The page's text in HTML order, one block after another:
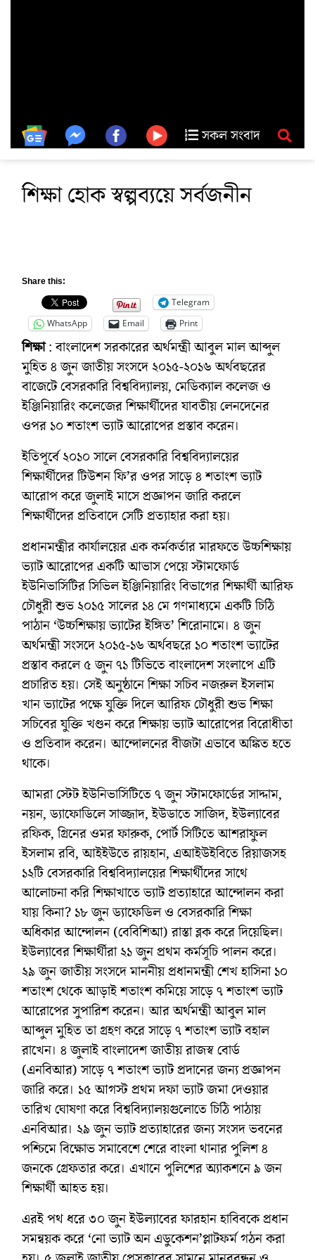
সকল সংবাদ
শিক্ষা হোক স্বল্পব্যয়ে সর্বজনীন
Share this:
Telegram
WhatsApp
Email Print
শিক্ষা: বাংলাদেশ সরকারের অর্থমন্ত্রী আবুল মাল আব্দুল
মুহিত ৪ জুন জাতীয় সংসদে ২০১৫-২০১৬ অর্থবছরের
বাজেটে বেসরকারি বিশ্ববিদ্যালয়, মেডিক্যাল কলেজ ও
ইঞ্জিনিয়ারিং কলেজের শিক্ষার্থীদের যাবতীয় লেনদেনের
ওপর ১০ শতাংশ ভ্যাট আরোপের প্রস্তাব করেন।
ইতিপূর্বে ২০১০ সালে বেসরকারি বিশ্ববিদ্যালয়ের
শিক্ষার্থীদের টিউশন ফি’র ওপর সাড়ে ৪ শতাংশ ভ্যাট
আরোপ করে জুলাই মাসে প্রজ্ঞাপন জারি করলে
শিক্ষার্থীদের প্রতিবাদে সেটি প্রত্যাহার করা হয়।
প্রধানমন্ত্রীর কার্যালয়ের এক কর্মকর্তার মারফতে উচ্চশিক্ষায়
ভ্যাট আরোপের একটি আভাস পেয়ে স্টামফোর্ড
ইউনিভার্সিটির সিভিল ইঞ্জিনিয়ারিং বিভাগের শিক্ষার্থী আরিফ
চৌধুরী শুভ ২০১৫ সালের ১৪ মে গণমাধ্যমে একটি চিঠি
পাঠান ‘উচ্চশিক্ষায় ভ্যাটের ইঙ্গিত’ শিরোনামে। ৪ জুন
অর্থমন্ত্রী সংসদে ২০১৫-১৬ অর্থবছরে ১০ শতাংশ ভ্যাটের
প্রস্তাব করলে ৫ জুন ৭১ টিভিতে বাংলাদেশ সংলাপে এটি
প্রচারিত হয়। সেই অনুষ্ঠানে শিক্ষা সচিব নজরুল ইসলাম
খান ভ্যাটের পক্ষে যুক্তি দিলে আরিফ চৌধুরী শুভ শিক্ষা
সচিবের যুক্তি খণ্ডন করে শিক্ষায় ভ্যাট আরোপের বিরোধীতা
ও প্রতিবাদ করেন। আন্দোলনের বীজটা এভাবে অঙ্কিত হতে
থাকে।
আমরা স্টেট ইউনিভার্সিটিতে ৭ জুন স্টামফোর্ডের সাদ্দাম,
নয়ন, ড্যাফোডিলে সাজ্জাদ, ইউডাতে সাজিদ, ইউল্যাবের
রফিক, গ্রিনের ওমর ফারুক, পোর্ট সিটিতে আশরাফুল
ইসলাম রবি, আইইউতে রায়হান, এআইউইবিতে রিয়াজসহ
১২টি বেসরকারি বিশ্ববিদ্যালয়ের শিক্ষার্থীদের সাথে
আলোচনা করি শিক্ষাখাতে ভ্যাট প্রত্যাহারে আন্দোলন করা
যায় কিনা? ১৮ জুন ড্যাফেডিল ও বেসরকারি শিক্ষা
অধিকার আন্দোলন (বেবিশিআ) রাস্তা ব্লক করে দিয়েছিল।
ইউল্যাবের শিক্ষার্থীরা ২১ জুন প্রথম কর্মসূচি পালন করে।
২৯ জুন জাতীয় সংসদে মাননীয় প্রধানমন্ত্রী শেখ হাসিনা ১০
শতাংশ থেকে আড়াই শতাংশ কমিয়ে সাড়ে ৭ শতাংশ ভ্যাট
আরোপের সুপারিশ করেন। আর অর্থমন্ত্রী আবুল মাল
আব্দুল মুহিত তা গ্রহণ করে সাড়ে ৭ শতাংশ ভ্যাট বহাল
রাখেন। ৪ জুলাই বাংলাদেশ জাতীয় রাজস্ব বোর্ড
(এনবিআর) সাড়ে ৭ শতাংশ ভ্যাট প্রদানের জন্য প্রজ্ঞাপন
জারি করে। ১৫ আগস্ট প্রথম দফা ভ্যাট জমা দেওয়ার
তারিখ ঘোষণা করে বিশ্ববিদ্যালয়গুলোতে চিঠি পাঠায়
এনবিআর। ২৯ জুন ভ্যাট প্রত্যাহারের জন্য সংসদ ভবনের
পশ্চিমে বিক্ষোভ সমাবেশে শেরে বাংলা থানার পুলিশ ৪
জনকে গ্রেফতার করে। এখানে পুলিশের অ্যাকশনে ৯ জন
শিক্ষার্থী আহত হয়।
এরই পথ ধরে ৩০ জুন ইউল্যাবের ফারহান হাবিবকে প্রধান
সমন্বয়ক করে ‘নো ভ্যাট অন এডুকেশন’প্লাটফর্ম গঠন করা